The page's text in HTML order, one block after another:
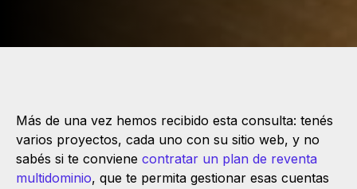
Más de una vez hemos recibido esta consulta: tenés
varios proyectos, cada uno con su sitio web, y no
sabés si te conviene contratar un plan de reventa
multidominio, que te permita gestionar esas cuentas